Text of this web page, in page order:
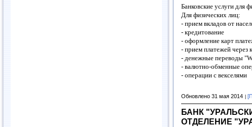
Банковские услуги для
Для физических лиц:
- прием вкладов от
- кредитование
- оформление карт
- прием платежей через
- денежные переводы
- валютно-обменные
- операции с векселями
Обновлено 31 мая 2014
БАНК
ОТДЕЛЕНИЕ